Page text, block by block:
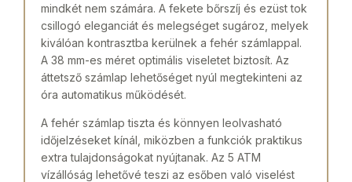
mindkét nem számára. A fekete bőrszíj és ezüst tok
csillogó eleganciát és melegséget sugároz, melyek
kiválóan kontrasztba kerülnek a fehér számlappal.
A 38 mm-es méret optimális viseletet biztosít. Az
áttetsző számlap lehetőséget nyúl megtekinteni az
óra automatikus működését.
A fehér számlap tiszta és könnyen leolvasható
időjelzéseket kínál, miközben a funkciók praktikus
extra tulajdonságokat nyújtanak. Az 5 ATM
vízállóság lehetővé teszi az esőben való viselést